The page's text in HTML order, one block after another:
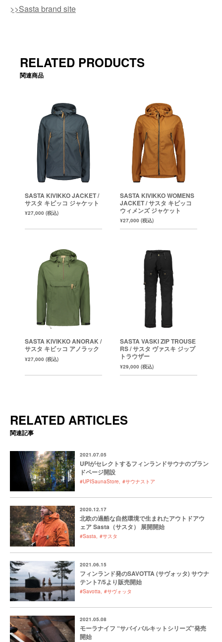
>>Sasta brand site
RELATED PRODUCTS
関連商品
SASTA KIVIKKO JACKET /
サスタ キビッコ ジャケット
¥27,000 (税込)
SASTA KIVIKKO WOMENS
JACKET / サスタ キビッコ
ウィメンズ ジャケット
¥27,000 (税込)
SASTA KIVIKKO ANORAK /
サスタ キビッコ アノラック
¥27,000 (税込)
SASTA VASKI ZIP TROUSE
RS / サスタ ヴァスキ ジップ
トラウザー
¥29,000 (税込)
RELATED ARTICLES
関連記事
2021.07.05
UPIがセレクトするフィンランドサウナのブラン
ドページ開設
#UPISaunaStore #サウナストア
2020.12.17
北欧の過酷な自然環境で生まれたアウトドアウ
ェア Sasta（サスタ） 展開開始
#Sasta #サスタ
2021.06.15
フィンランド発のSAVOTTA (サヴォッタ) サウナ
テント7/5より販売開始
#Savotta #サヴォッタ
2021.05.08
モーラナイフ “サバイバルキットシリーズ”発売
開始